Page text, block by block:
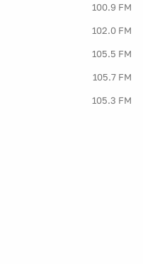
100.9 FM
102.0 FM
105.5 FM
105.7 FM
105.3 FM